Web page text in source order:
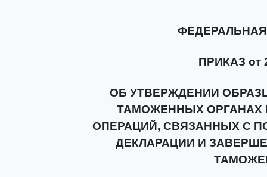
ПРИКАЗ от
ОБ УТВЕРЖДЕНИИ
ТАМОЖЕННЫХ
ОПЕРАЦИЙ, СВЯЗАННЫХ С
ДЕКЛАРАЦИИ И